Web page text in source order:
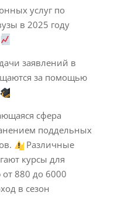
услуг по
в 2025 году
заявлений в
за помощью
сфера
поддельных
Различные
курсы для
от 880 до 6000
в сезон